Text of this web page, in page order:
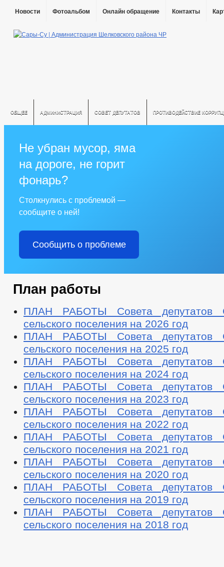
Новости Фотоальбом Онлайн обращение Контакты
ОБЩЕЕ АДМИНИСТРАЦИЯ СОВЕТ ДЕПУТАТОВ ПРОТИВОДЕЙСТВИЕ
Не убран мусор, яма
на дороге, не горит
фонарь?
Столкнулись с проблемой —
сообщите о ней!
Сообщить о проблеме
План работы
ПЛАН РАБОТЫ Совета депутатов
сельского поселения на 2026 год
ПЛАН РАБОТЫ Совета депутатов
сельского поселения на 2025 год
ПЛАН РАБОТЫ Совета депутатов
сельского поселения на 2024 год
ПЛАН РАБОТЫ Совета депутатов
сельского поселения на 2023 год
ПЛАН РАБОТЫ Совета депутатов
сельского поселения на 2022 год
ПЛАН РАБОТЫ Совета депутатов
сельского поселения на 2021 год
ПЛАН РАБОТЫ Совета депутатов
сельского поселения на 2020 год
ПЛАН РАБОТЫ Совета депутатов
сельского поселения на 2019 год
ПЛАН РАБОТЫ Совета депутатов
сельского поселения на 2018 год